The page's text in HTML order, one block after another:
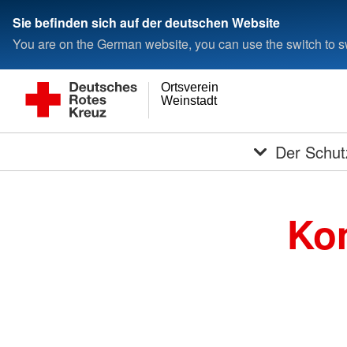
Sie befinden sich auf der deutschen Website
You are on the German website, you can use the switch to
Weinstadt
Ortsverein
Der